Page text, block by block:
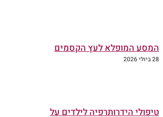
המסע המופלא לעץ הקסמים
28 ביולי 2026
טיפולי הידרותרפיה לילדים על